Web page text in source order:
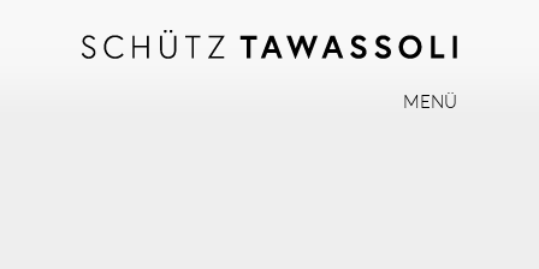
MENÜ